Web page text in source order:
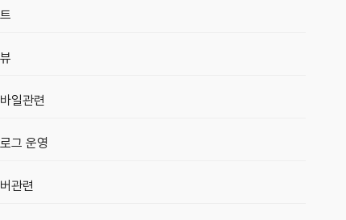
일관련
그 운영
관련